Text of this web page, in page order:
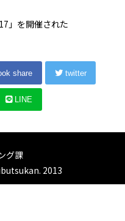
」を開催された
share twitter
LINE
グ課
2013